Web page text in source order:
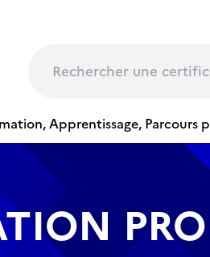
Apprentissage, Parcours